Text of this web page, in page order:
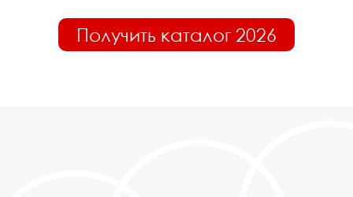
Получить каталог 2026